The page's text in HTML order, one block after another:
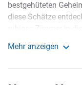
bestgehüteten
diese Schätze
Annehmlichkeiten
Mehr anzeigen